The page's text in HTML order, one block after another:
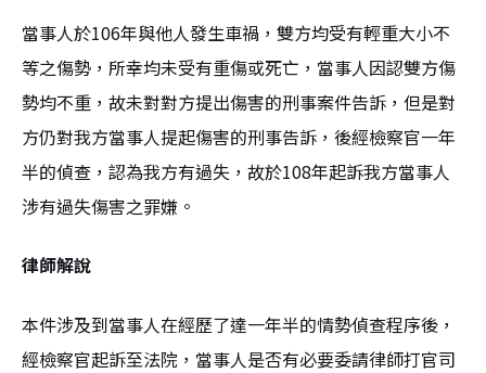
當事人於106年與他人發生車禍，雙方均受有輕重大小不
等之傷勢，所幸均未受有重傷或死亡，當事人因認雙方傷
勢均不重，故未對對方提出傷害的刑事案件告訴，但是對
方仍對我方當事人提起傷害的刑事告訴，後經檢察官一年
半的偵查，認為我方有過失，故於108年起訴我方當事人
涉有過失傷害之罪嫌。
律師解說
本件涉及到當事人在經歷了達一年半的情勢偵查程序後，
經檢察官起訴至法院，當事人是否有必要委請律師打官司